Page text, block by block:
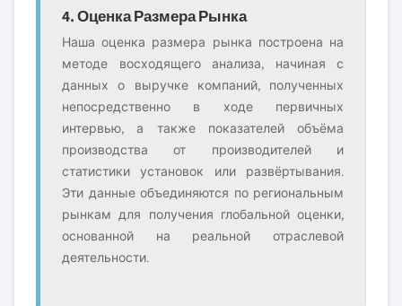
4. Оценка Размера Рынка
Наша оценка размера рынка построена на
методе восходящего анализа, начиная с
данных о выручке компаний, полученных
непосредственно в ходе первичных
интервью, а также показателей объёма
производства от производителей и
статистики установок или развёртывания.
Эти данные объединяются по региональным
рынкам для получения глобальной оценки,
основанной на реальной отраслевой
деятельности.